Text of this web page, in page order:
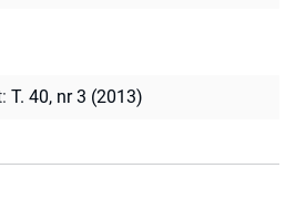
: T. 40, nr 3 (2013)